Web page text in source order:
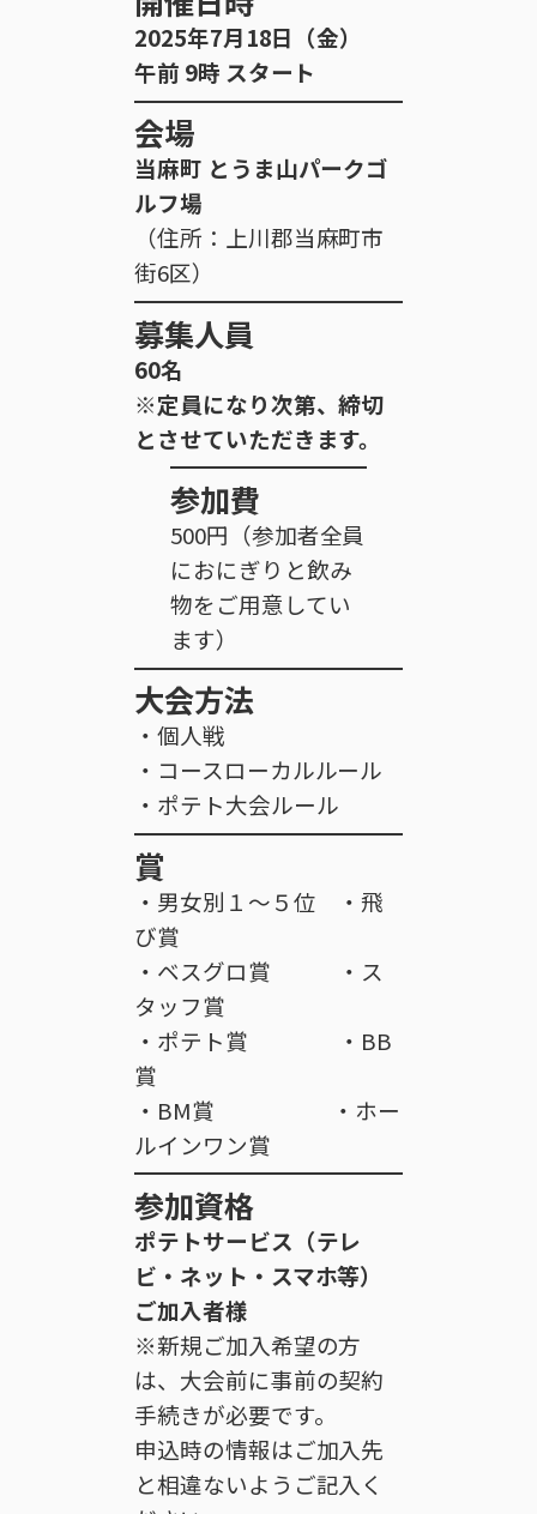
2025年7月18日（金）
午前 9時 スタート
会場
当麻町 とうま山パークゴ
ルフ場
（住所：上川郡当麻町市
街6区）
募集人員
60名
※定員になり次第、締切
とさせていただきます。
参加費
500円（参加者全員
におにぎりと飲み
物をご用意してい
ます）
大会方法
・個人戦
・コースローカルルール
・ポテト大会ルール
賞
・男女別１～５位 ・飛
び賞
・ベスグロ賞 ・ス
タッフ賞
・ポテト賞 ・BB
賞
・BM賞 ・ホー
ルインワン賞
参加資格
ポテトサービス（テレ
ビ・ネット・スマホ等）
ご加入者様
※新規ご加入希望の方
は、大会前に事前の契約
手続きが必要です。
申込時の情報はご加入先
と相違ないようご記入く